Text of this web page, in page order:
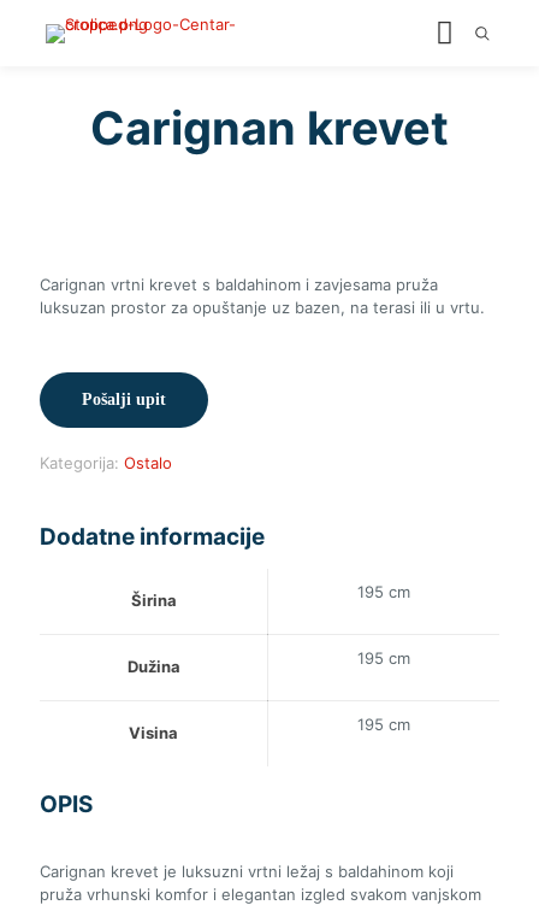
Carignan krevet
Carignan vrtni krevet s baldahinom i zavjesama pruža
luksuzan prostor za opuštanje uz bazen, na terasi ili u vrtu.
Pošalji upit
Kategorija: Ostalo
Dodatne informacije
Širina 195 cm
Dužina 195 cm
Visina 195 cm
OPIS
Carignan krevet je luksuzni vrtni ležaj s baldahinom koji
pruža vrhunski komfor i elegantan izgled svakom vanjskom